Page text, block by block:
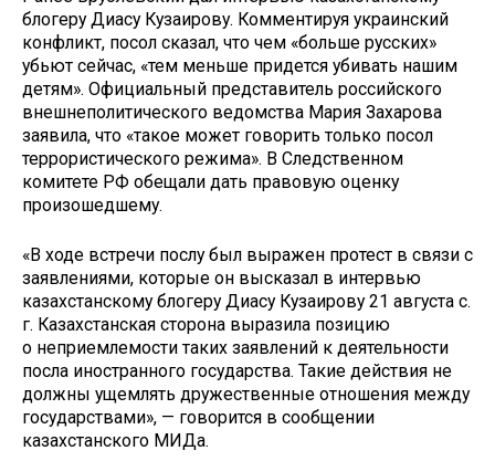
блогеру Диасу Кузаирову. Комментируя украинский
конфликт, посол сказал, что чем «больше русских»
убьют сейчас, «тем меньше придется убивать нашим
детям». Официальный представитель российского
внешнеполитического ведомства Мария Захарова
заявила, что «такое может говорить только посол
террористического режима». В Следственном
комитете РФ обещали дать правовую оценку
произошедшему.
«В ходе встречи послу был выражен протест в связи с
заявлениями, которые он высказал в интервью
казахстанскому блогеру Диасу Кузаирову 21 августа с.
г. Казахстанская сторона выразила позицию
о неприемлемости таких заявлений к деятельности
посла иностранного государства. Такие действия не
должны ущемлять дружественные отношения между
государствами», — говорится в сообщении
казахстанского МИДа.